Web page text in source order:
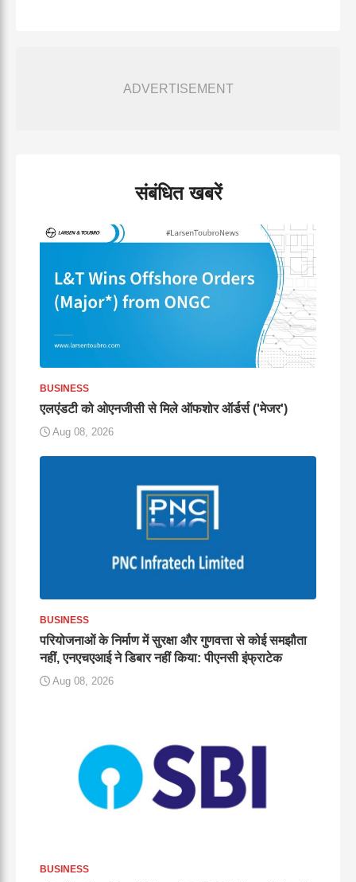
ADVERTISEMENT
संबंधित खबरें
BUSINESS
एलएंडटी को ओएनजीसी से मिले ऑफशोर ऑर्डर्स ('मेजर')
Aug 08, 2026
BUSINESS
परियोजनाओं के निर्माण में सुरक्षा और गुणवत्ता से कोई समझौता
नहीं, एनएचएआई ने डिबार नहीं किया: पीएनसी इंफ्राटेक
Aug 08, 2026
BUSINESS